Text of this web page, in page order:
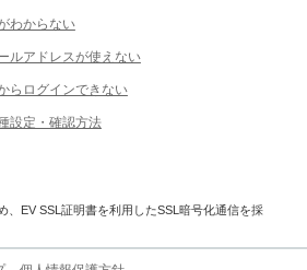
わからない
ルアドレスが使えない
らログインできない
設定・確認方法
、EV SSL証明書を利用したSSL暗号化通信を採